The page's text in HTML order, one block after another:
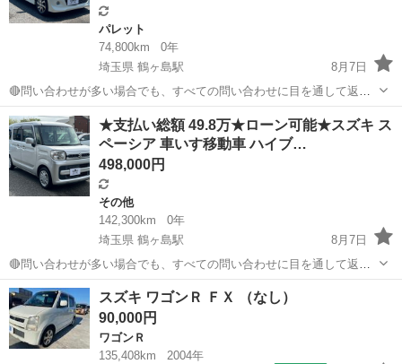
パレット
74,800km
0年
埼玉県 鶴ヶ島駅
8月7日
🔴問い合わせが多い場合でも、すべての問い合わせに目を通して返信
しておりますので、気にせずお気軽にお問い合わせください😊 ◆出品
番号◆ M6G0816 ◆支払い総額◆ 29.8万円 ローン可能！ 提携ローン
会社による審査...
埼玉 川越市 鶴ヶ島駅 パレット
★支払い総額 49.8万★ローン可能★スズキ ス
ペーシア 車いす移動車 ハイブ…
498,000円
その他
142,300km
0年
埼玉県 鶴ヶ島駅
8月7日
🔴問い合わせが多い場合でも、すべての問い合わせに目を通して返信
しておりますので、気にせずお気軽にお問い合わせください😊 ◆出品
番号◆ JS6D0718 ◆支払い総額◆ 49.8万円 ローン可能！ 提携ロ...
埼玉 川越市 鶴ヶ島駅 その他 車両
スズキ ワゴンＲ ＦＸ （なし）
90,000円
ワゴンＲ
135,408km
2004年